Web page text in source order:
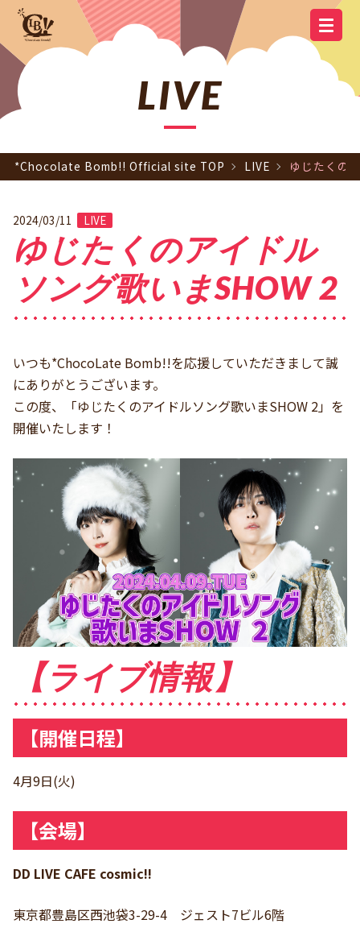
OFFICIAL SITE TOP
SCHEDULE DISCOGRAPHY
GOODS
YOUTUBE OFFICIAL LINE
OFFICIAL
LIVE
*Chocolate Bomb!! Official site TOP LIVE ゆじたくの
2024/03/11 LIVE
ゆじたくのアイドル
ソング歌いまSHOW 2
いつも*ChocoLate Bomb!!を応援していただきまして誠
にありがとうございます。
この度、「ゆじたくのアイドルソング歌いまSHOW 2」を
開催いたします！
【ライブ情報】
【開催日程】
4月9日(火)
【会場】
DD LIVE CAFE cosmic!!
東京都豊島区西池袋3-29-4 ジェスト7ビル6階